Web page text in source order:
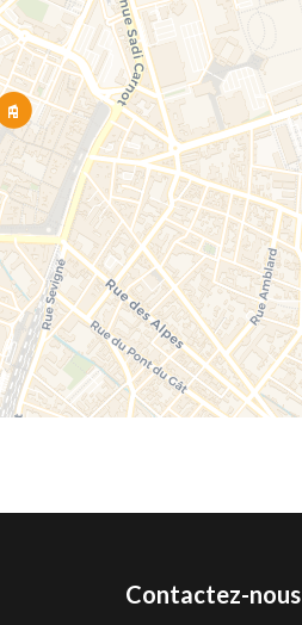
Contactez-nous